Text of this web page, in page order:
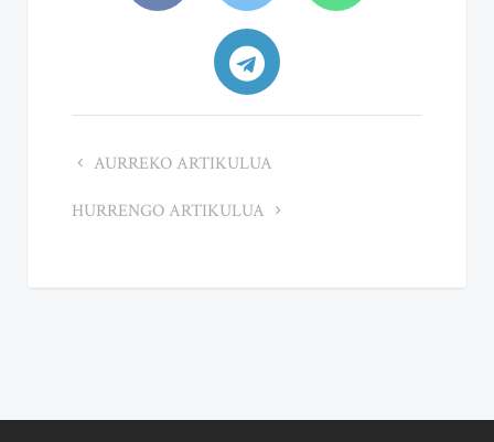
AURREKO ARTIKULUA
HURRENGO ARTIKULUA